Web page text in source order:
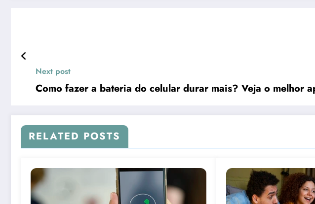
Next post
Como fazer a bateria do celular durar mais? Veja o melhor
RELATED POSTS